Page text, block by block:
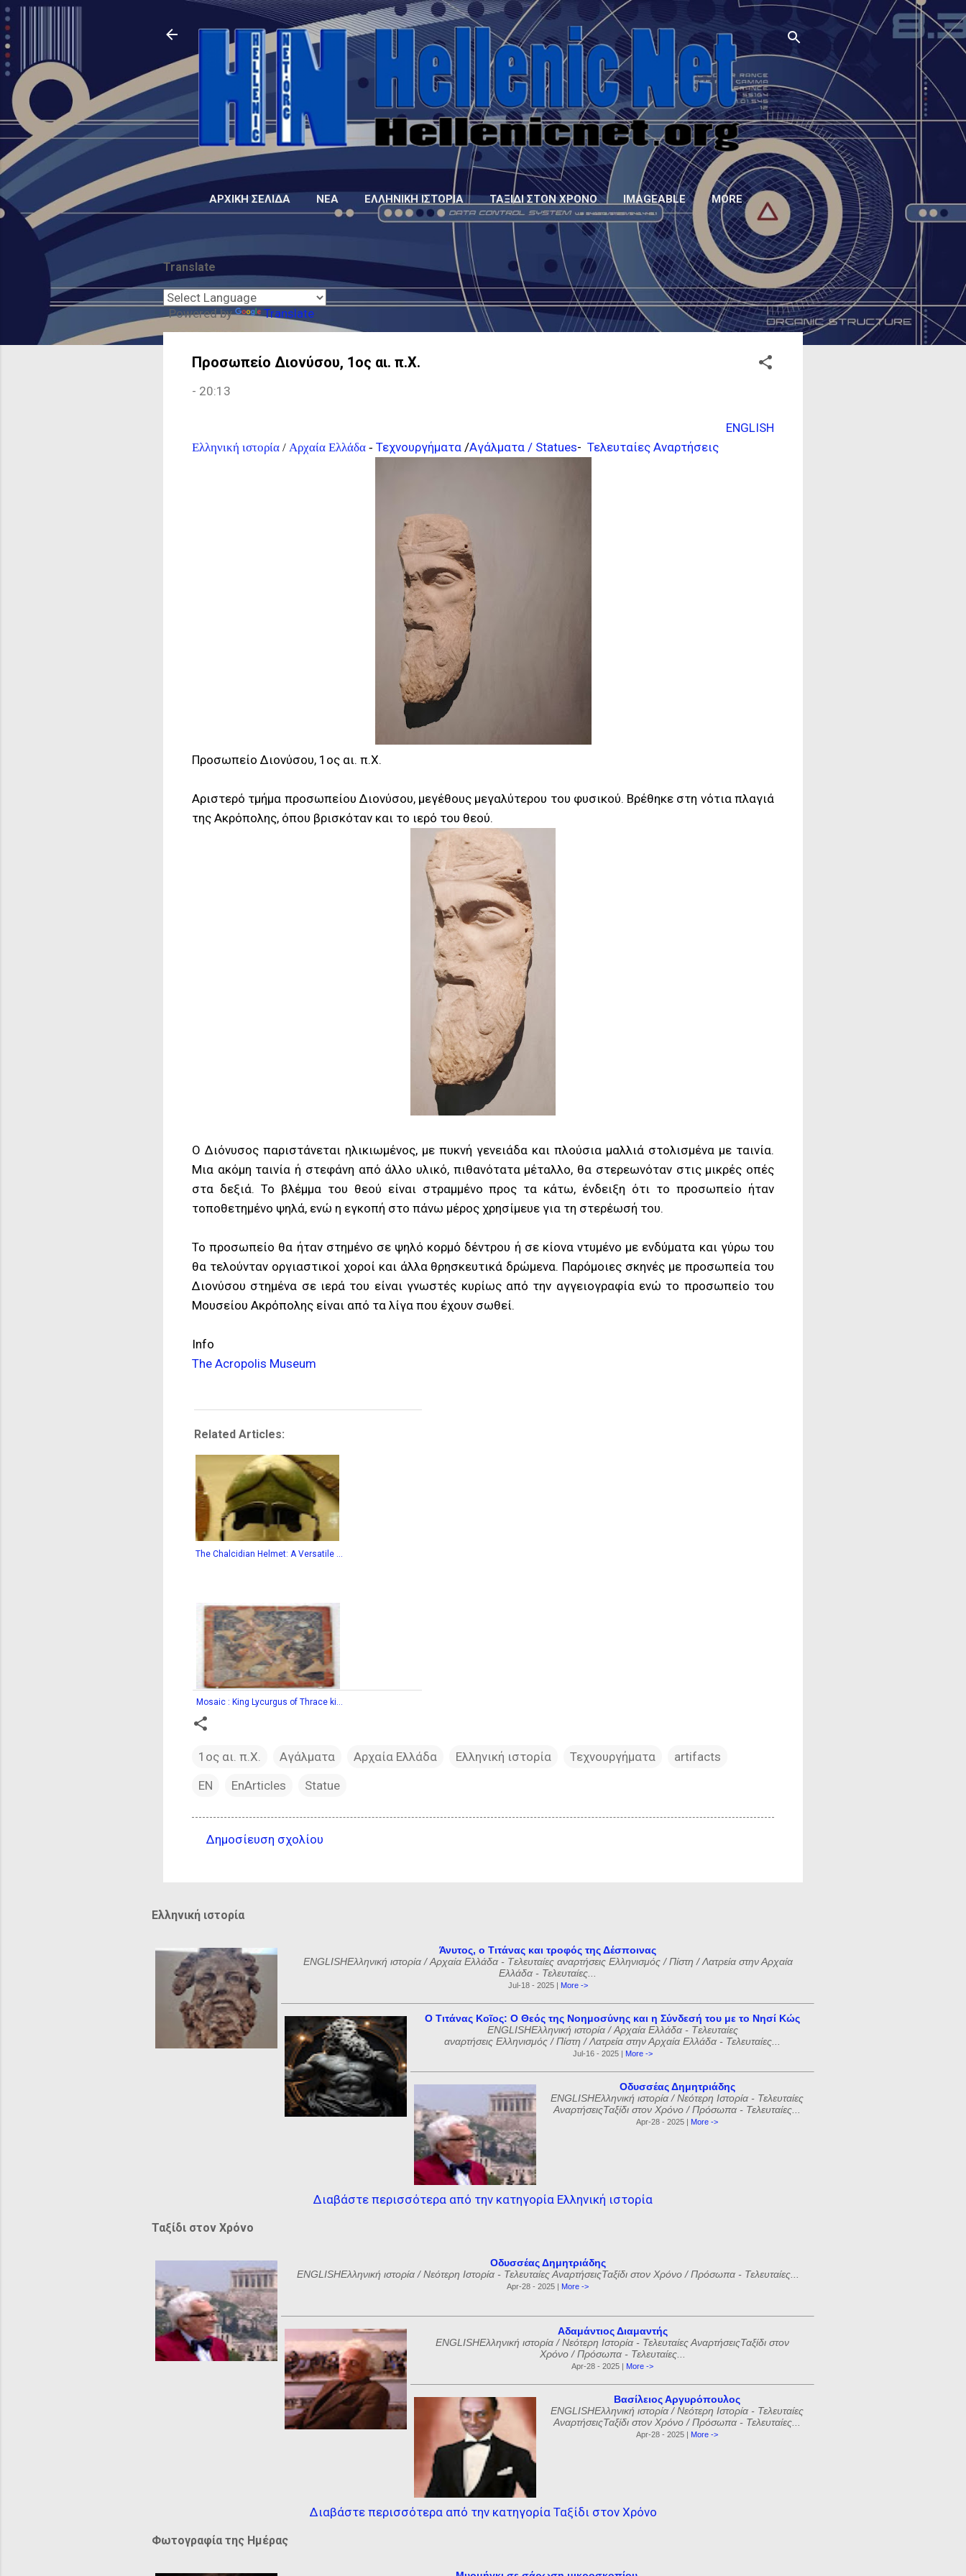
Μετάβαση στο κύριο περιεχόμενο
ΑΡΧΙΚΉ ΣΕΛΊΔΑ ΝΈΑ ΕΛΛΗΝΙΚΉ ΙΣΤΟΡΊΑ ΤΑΞΊΔΙ ΣΤΟΝ ΧΡΌΝΟ IMAGEABLE MORE
Translate
Powered by Translate
Προσωπείο Διονύσου, 1ος αι. π.Χ.
- 20:13
ENGLISH
Ελληνική ιστορία / Αρχαία Ελλάδα - Τεχνουργήματα /Αγάλματα / Statues- Τελευταίες Αναρτήσεις
Προσωπείο Διονύσου, 1ος αι. π.Χ.
Αριστερό τμήμα προσωπείου Διονύσου, μεγέθους μεγαλύτερου του φυσικού. Βρέθηκε στη νότια πλαγιά
της Ακρόπολης, όπου βρισκόταν και το ιερό του θεού.
Ο Διόνυσος παριστάνεται ηλικιωμένος, με πυκνή γενειάδα και πλούσια μαλλιά στολισμένα με ταινία.
Μια ακόμη ταινία ή στεφάνη από άλλο υλικό, πιθανότατα μέταλλο, θα στερεωνόταν στις μικρές οπές
στα δεξιά. Το βλέμμα του θεού είναι στραμμένο προς τα κάτω, ένδειξη ότι το προσωπείο ήταν
τοποθετημένο ψηλά, ενώ η εγκοπή στο πάνω μέρος χρησίμευε για τη στερέωσή του.
Το προσωπείο θα ήταν στημένο σε ψηλό κορμό δέντρου ή σε κίονα ντυμένο με ενδύματα και γύρω του
θα τελούνταν οργιαστικοί χοροί και άλλα θρησκευτικά δρώμενα. Παρόμοιες σκηνές με προσωπεία του
Διονύσου στημένα σε ιερά του είναι γνωστές κυρίως από την αγγειογραφία ενώ το προσωπείο του
Μουσείου Ακρόπολης είναι από τα λίγα που έχουν σωθεί.
Info
The Acropolis Museum
Related Articles:
The Chalcidian Helmet: A Versatile ...
Mosaic : King Lycurgus of Thrace ki...
1ος αι. π.Χ. Αγάλματα Αρχαία Ελλάδα Ελληνική ιστορία Τεχνουργήματα
artifacts
EN
EnArticles Statue
λ
α
Δημοσίευση σχολίου
Ελληνική ιστορία
Άνυτος, ο Τιτάνας και τροφός της Δέσποινας
ENGLISHΕλληνική ιστορία / Αρχαία Ελλάδα - Tελευταίες αναρτήσεις Ελληνισμός / Πίστη / Λατρεία στην Αρχαία
Ελλάδα - Τελευταίες...
Jul-18 - 2025 | More ->
Ο Τιτάνας Κοῖος: Ο Θεός της Νοημοσύνης και η Σύνδεσή του με το Νησί Κώς
ENGLISHΕλληνική ιστορία / Αρχαία Ελλάδα - Tελευταίες
αναρτήσεις Ελληνισμός / Πίστη / Λατρεία στην Αρχαία Ελλάδα - Τελευταίες...
Jul-16 - 2025 | More ->
Οδυσσέας Δημητριάδης
ENGLISHΕλληνική ιστορία / Νεότερη Ιστορία - Τελευταίες
ΑναρτήσειςΤαξίδι στον Χρόνο / Πρόσωπα - Τελευταίες...
Apr-28 - 2025 | More ->
Διαβάστε περισσότερα από την κατηγορία Ελληνική ιστορία
Ταξίδι στον Χρόνο
Οδυσσέας Δημητριάδης
ENGLISHΕλληνική ιστορία / Νεότερη Ιστορία - Τελευταίες ΑναρτήσειςΤαξίδι στον Χρόνο / Πρόσωπα - Τελευταίες...
Apr-28 - 2025 | More ->
Αδαμάντιος Διαμαντής
ENGLISHΕλληνική ιστορία / Νεότερη Ιστορία - Τελευταίες ΑναρτήσειςΤαξίδι στον
Χρόνο / Πρόσωπα - Τελευταίες...
Apr-28 - 2025 | More ->
Βασίλειος Αργυρόπουλος
ENGLISHΕλληνική ιστορία / Νεότερη Ιστορία - Τελευταίες
ΑναρτήσειςΤαξίδι στον Χρόνο / Πρόσωπα - Τελευταίες...
Apr-28 - 2025 | More ->
Διαβάστε περισσότερα από την κατηγορία Ταξίδι στον Χρόνο
Φωτογραφία της Ημέρας